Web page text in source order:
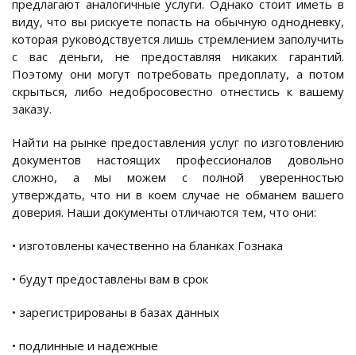
предлагают аналогичные услуги. Однако стоит иметь в
виду, что вы рискуете попасть на обычную однодневку,
которая руководствуется лишь стремлением заполучить
с вас деньги, не предоставляя никаких гарантий.
Поэтому они могут потребовать предоплату, а потом
скрыться, либо недобросовестно отнестись к вашему
заказу.
Найти на рынке предоставления услуг по изготовлению
документов настоящих профессионалов довольно
сложно, а мы можем с полной уверенностью
утверждать, что ни в коем случае не обманем вашего
доверия. Наши документы отличаются тем, что они:
• изготовлены качественно на бланках Гознака
• будут предоставлены вам в срок
• зарегистрированы в базах данных
• подлинные и надежные